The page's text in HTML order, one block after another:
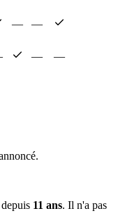
—
—
—
—
11 ans. Il n'a pas